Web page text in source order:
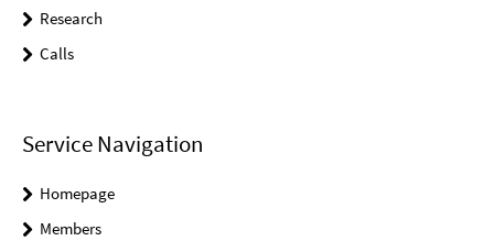
Research
Calls
Service Navigation
Homepage
Members